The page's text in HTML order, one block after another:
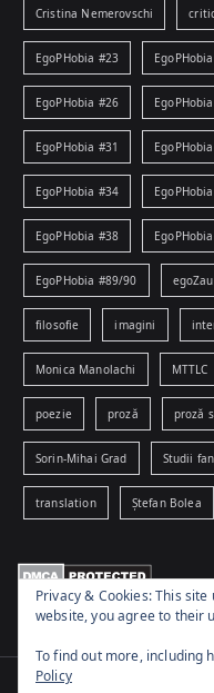
Cristina Nemerovschi
EgoPHobia #23
EgoPHobia #26
EgoPHobia #31
EgoPHobia #34
EgoPHobia #38
EgoPHobia #89/90
filosofie imagini
Monica Manolachi MTTLC
poezie proză proză
Sorin-Mihai Grad Studii
translation Ștefan Bolea
Privacy & Cookies: This
website, you agree to their
To find out more, including
Policy